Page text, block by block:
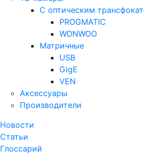
С оптическим
PROGMATIC
WONWOO
Матричные
USB
GigE
VEN
Аксессуары
Производители
Новости
Статьи
Глоссарий